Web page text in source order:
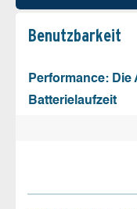
Benutz­barkeit
Performance: Die
Batterielaufzeit